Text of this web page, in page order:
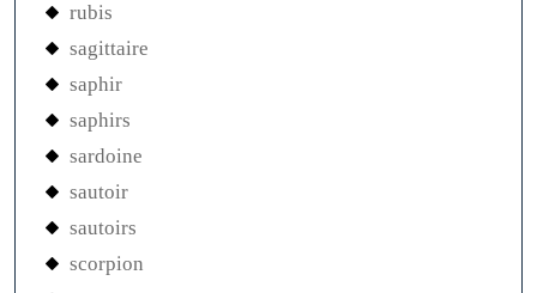
rubis
sagittaire
saphir
saphirs
sardoine
sautoir
sautoirs
scorpion